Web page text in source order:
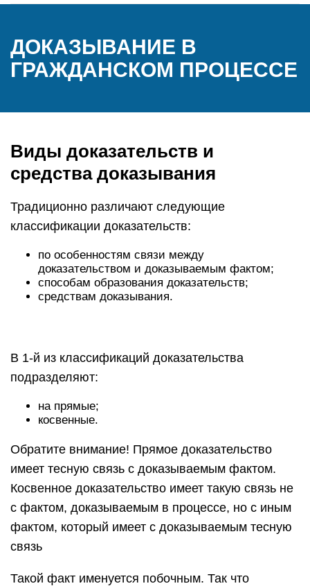
ДОКАЗЫВАНИЕ В
ГРАЖДАНСКОМ ПРОЦЕССЕ
Виды доказательств и
средства доказывания
Традиционно различают следующие
классификации доказательств:
по особенностям связи между
доказательством и доказываемым фактом;
способам образования доказательств;
средствам доказывания.
В 1-й из классификаций доказательства
подразделяют:
на прямые;
косвенные.
Обратите внимание! Прямое доказательство
имеет тесную связь с доказываемым фактом.
Косвенное доказательство имеет такую связь не
с фактом, доказываемым в процессе, но с иным
фактом, который имеет с доказываемым тесную
связь
Такой факт именуется побочным. Так что